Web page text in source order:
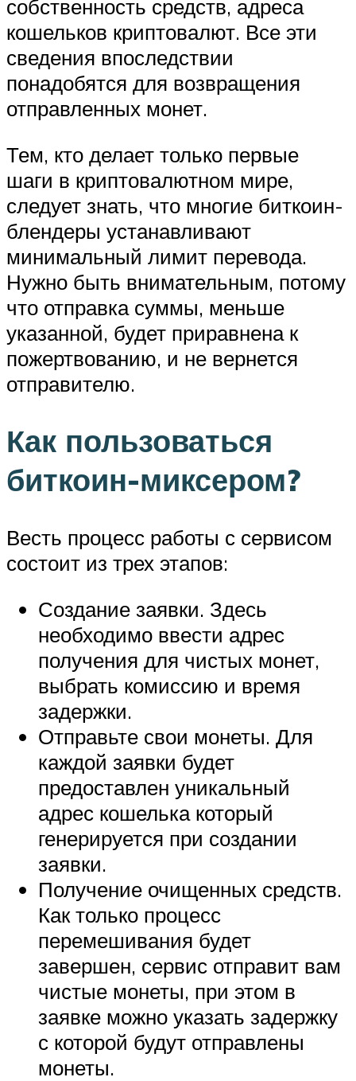
собственность средств, адреса
кошельков криптовалют. Все эти
сведения впоследствии
понадобятся для возвращения
отправленных монет.
Тем, кто делает только первые
шаги в криптовалютном мире,
следует знать, что многие биткоин-
блендеры устанавливают
минимальный лимит перевода.
Нужно быть внимательным, потому
что отправка суммы, меньше
указанной, будет приравнена к
пожертвованию, и не вернется
отправителю.
Как пользоваться
биткоин-миксером?
Весть процесс работы с сервисом
состоит из трех этапов:
Создание заявки. Здесь
необходимо ввести адрес
получения для чистых монет,
выбрать комиссию и время
задержки.
Отправьте свои монеты. Для
каждой заявки будет
предоставлен уникальный
адрес кошелька который
генерируется при создании
заявки.
Получение очищенных средств.
Как только процесс
перемешивания будет
завершен, сервис отправит вам
чистые монеты, при этом в
заявке можно указать задержку
с которой будут отправлены
монеты.